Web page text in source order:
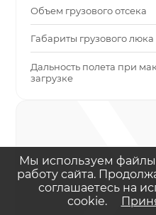
Объем грузового отсека
Габариты грузового люка
Дальность полета при
загрузке
Мы используем
работу сайта.
соглашаетесь на
cookie.